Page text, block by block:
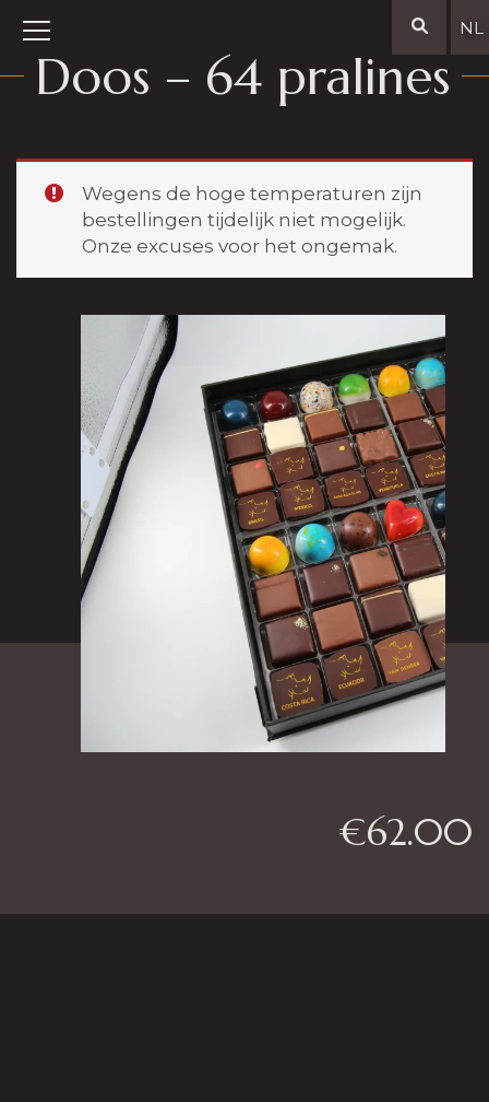
NL
Doos – 64 pralines
Wegens de hoge temperaturen zijn
bestellingen tijdelijk niet mogelijk.
Onze excuses voor het ongemak.
€62.00